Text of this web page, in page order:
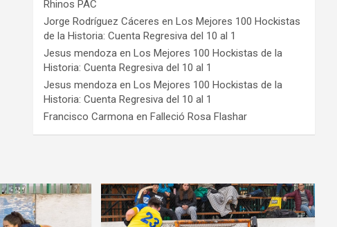
Rhinos PAC
Jorge Rodríguez Cáceres enLos Mejores 100 Hockistas
de la Historia: Cuenta Regresiva del 10 al 1
Jesus mendoza enLos Mejores 100 Hockistas de la
Historia: Cuenta Regresiva del 10 al 1
Jesus mendoza enLos Mejores 100 Hockistas de la
Historia: Cuenta Regresiva del 10 al 1
Francisco Carmona enFalleció Rosa Flashar